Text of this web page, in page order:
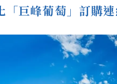
「巨峰葡萄」訂購